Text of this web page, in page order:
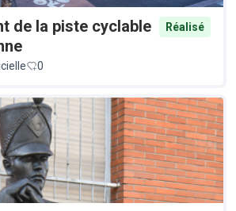
de la piste cyclable
Réalisé
0